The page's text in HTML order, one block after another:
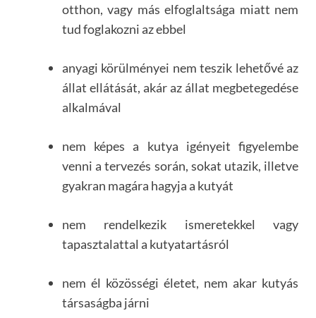
otthon, vagy más elfoglaltsága miatt nem
tud foglakozni az ebbel
anyagi körülményei nem teszik lehetővé az
állat ellátását, akár az állat megbetegedése
alkalmával
nem képes a kutya igényeit figyelembe
venni a tervezés során, sokat utazik, illetve
gyakran magára hagyja a kutyát
nem rendelkezik ismeretekkel vagy
tapasztalattal a kutyatartásról
nem él közösségi életet, nem akar kutyás
társaságba járni